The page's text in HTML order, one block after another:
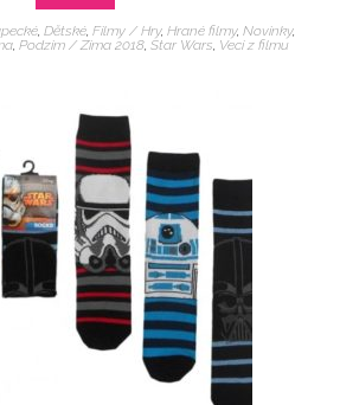
Dětské Filmy / Hry, Hrané filmy, Novinky,
Podzim / Zima 2018 Star Wars Veci z filmu